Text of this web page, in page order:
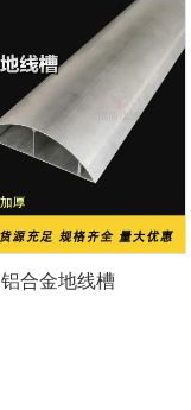
铝合金地线槽